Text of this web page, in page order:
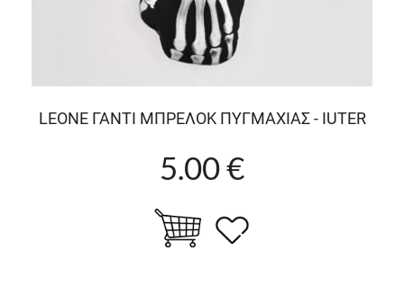
LEONE ΓΑΝΤΙ ΜΠΡΕΛΟΚ ΠΥΓΜΑΧΙΑΣ - IUTER
5.00 €